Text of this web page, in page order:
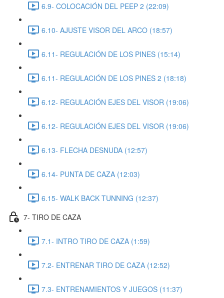
6.9- COLOCACIÓN DEL PEEP 2 (22:09)
6.10- AJUSTE VISOR DEL ARCO (18:57)
6.11- REGULACIÓN DE LOS PINES (15:14)
6.11- REGULACIÓN DE LOS PINES 2 (18:18)
6.12- REGULACIÓN EJES DEL VISOR (19:06)
6.12- REGULACIÓN EJES DEL VISOR (19:06)
6.13- FLECHA DESNUDA (12:57)
6.14- PUNTA DE CAZA (12:03)
6.15- WALK BACK TUNNING (12:37)
7- TIRO DE CAZA
7.1- INTRO TIRO DE CAZA (1:59)
7.2- ENTRENAR TIRO DE CAZA (12:52)
7.3- ENTRENAMIENTOS Y JUEGOS (11:37)